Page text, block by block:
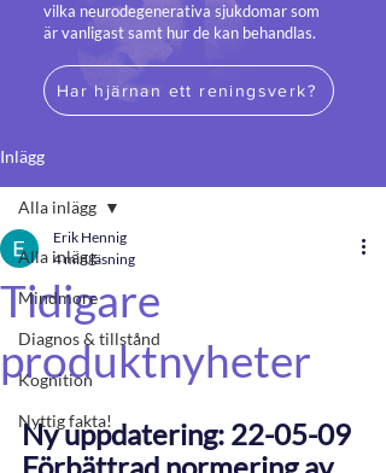
vilka neurodegenerativa sjukdomar som
är vanligast samt hur de kan behandlas.
Har hjärnan ett reningsverk?
Inlägg
Alla inlägg
Mindmore
Diagnos & tillstånd
Kognition
Nyttig fakta!
Alla inlägg
Tidigare
produktnyheter
Erik Hennig
4 min läsning
Ny uppdatering: 22-05-09